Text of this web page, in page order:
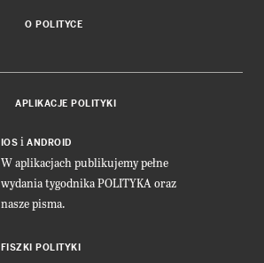
O POLITYCE
APLIKACJE POLITYKI
IOS i ANDROID
W aplikacjach publikujemy pełne
wydania tygodnika POLITYKA oraz
nasze pisma.
FISZKI POLITYKI